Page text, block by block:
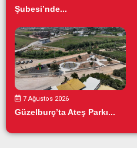
Şubesi’nde...
7 Ağustos 2026
Güzelburç’ta Ateş Parkı...